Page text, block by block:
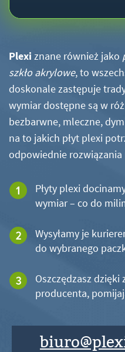
Plexi znane również jako
szkło akrylowe, to
doskonale zastępuje
wymiar dostępne są w
bezbarwne, mleczne,
na to jakich płyt plexi
odpowiednie
Płyty plexi
wymiar – co do
Wysyłamy je
do wybranego
Oszczędzasz
producenta,